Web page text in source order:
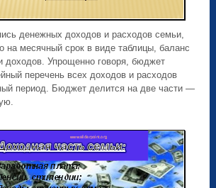
денежных доходов и расходов семьи,
на месячный срок в виде таблицы, баланс
доходов. Упрощенно говоря, бюджет
перечень всех доходов и расходов
период. Бюджет делится на две части —